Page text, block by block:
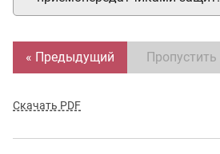
« Предыдущий Пропустить
Скачать PDF